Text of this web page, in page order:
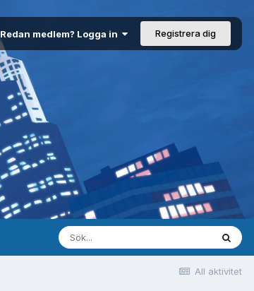
Redan medlem? Logga in Registrera dig
All aktivitet